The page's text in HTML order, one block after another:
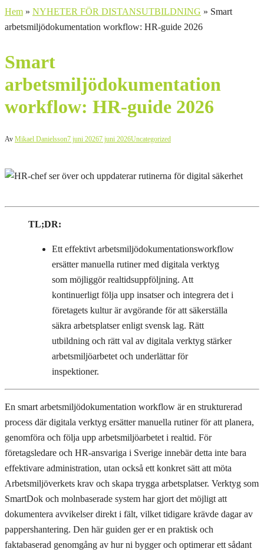
Hem » NYHETER FÖR DISTANSUTBILDNING » Smart
arbetsmiljödokumentation workflow: HR-guide 2026
Smart
arbetsmiljödokumentation
workflow: HR-guide 2026
Av Mikael Danielsson7 juni 20267 juni 2026Uncategorized
TL;DR:
Ett effektivt arbetsmiljödokumentationsworkflow
ersätter manuella rutiner med digitala verktyg
som möjliggör realtidsuppföljning. Att
kontinuerligt följa upp insatser och integrera det i
företagets kultur är avgörande för att säkerställa
säkra arbetsplatser enligt svensk lag. Rätt
utbildning och rätt val av digitala verktyg stärker
arbetsmiljöarbetet och underlättar för
inspektioner.
En smart arbetsmiljödokumentation workflow är en strukturerad
process där digitala verktyg ersätter manuella rutiner för att planera,
genomföra och följa upp arbetsmiljöarbetet i realtid. För
företagsledare och HR-ansvariga i Sverige innebär detta inte bara
effektivare administration, utan också ett konkret sätt att möta
Arbetsmiljöverkets krav och skapa trygga arbetsplatser. Verktyg som
SmartDok och molnbaserade system har gjort det möjligt att
dokumentera avvikelser direkt i fält, vilket tidigare krävde dagar av
pappershantering. Den här guiden ger er en praktisk och
faktabaserad genomgång av hur ni bygger och optimerar ett sådant